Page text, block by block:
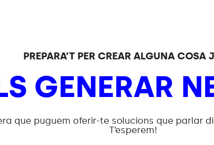
PREPARA’T PER CREAR ALGUNA COSA
GENERAR
que puguem oferir-te solucions que parlar
T’esperem!